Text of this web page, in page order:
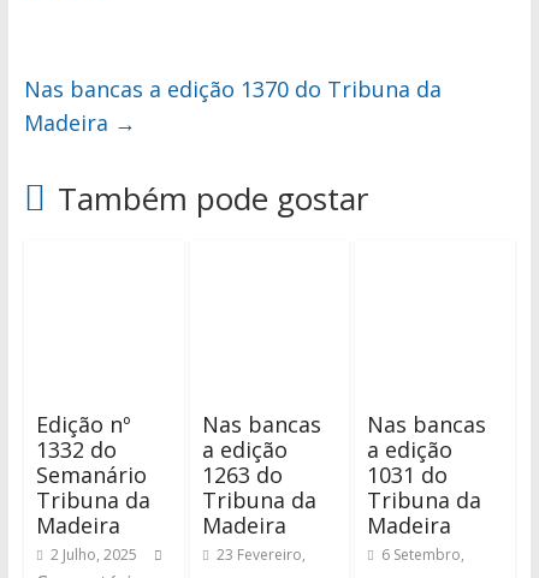
Nas bancas a edição 1370 do Tribuna da
Madeira →
Também pode gostar
Edição nº
1332 do
Semanário
Tribuna da
Madeira
2 Julho, 2025
Nas bancas
a edição
1263 do
Tribuna da
Madeira
23 Fevereiro,
Nas bancas
a edição
1031 do
Tribuna da
Madeira
6 Setembro,